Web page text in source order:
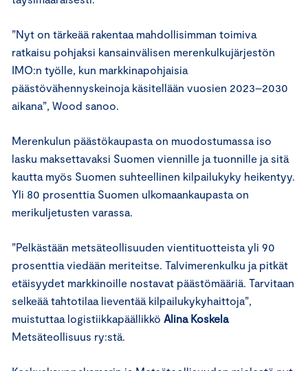
”Nyt on tärkeää rakentaa mahdollisimman toimiva
ratkaisu pohjaksi kansainvälisen merenkulkujärjestön
IMO:n työlle, kun markkinapohjaisia
päästövähennyskeinoja käsitellään vuosien 2023–2030
aikana”, Wood sanoo.
Merenkulun päästökaupasta on muodostumassa iso
lasku maksettavaksi Suomen viennille ja tuonnille ja sitä
kautta myös Suomen suhteellinen kilpailukyky heikentyy.
Yli 80 prosenttia Suomen ulkomaankaupasta on
merikuljetusten varassa.
”Pelkästään metsäteollisuuden vientituotteista yli 90
prosenttia viedään meriteitse. Talvimerenkulku ja pitkät
etäisyydet markkinoille nostavat päästömääriä. Tarvitaan
selkeää tahtotilaa lieventää kilpailukykyhaittoja”,
muistuttaa logistiikkapäällikkö Alina Koskela
Metsäteollisuus ry:stä.